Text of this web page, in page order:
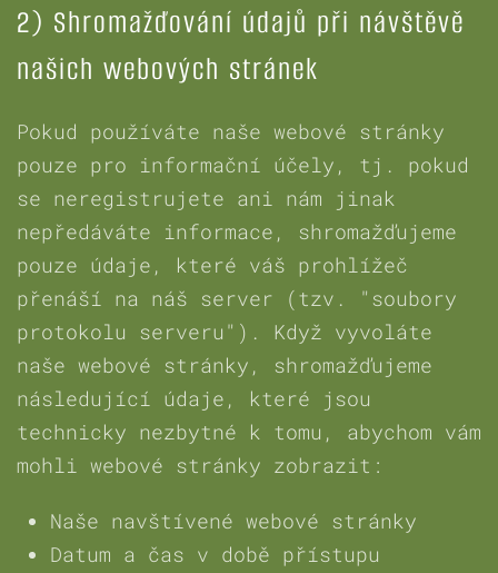
2) Shromažďování údajů při návštěvě
našich webových stránek
Pokud používáte naše webové stránky
pouze pro informační účely, tj. pokud
se neregistrujete ani nám jinak
nepředáváte informace, shromažďujeme
pouze údaje, které váš prohlížeč
přenáší na náš server (tzv. "soubory
protokolu serveru"). Když vyvoláte
naše webové stránky, shromažďujeme
následující údaje, které jsou
technicky nezbytné k tomu, abychom vám
mohli webové stránky zobrazit:
Naše navštívené webové stránky
Datum a čas v době přístupu